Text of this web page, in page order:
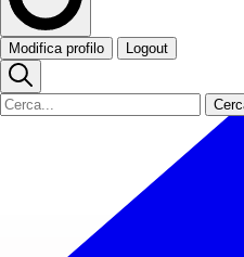
Modifica profilo Logout